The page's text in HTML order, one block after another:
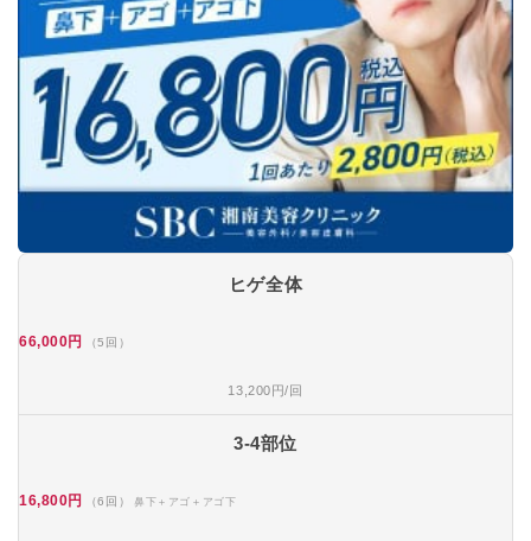
ヒゲ全体
66,000円 （5回）
13,200円/回
3-4部位
16,800円 （6回） 鼻下＋アゴ＋アゴ下